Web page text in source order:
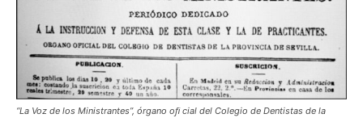
“La Voz de los Ministrantes”, órgano oﬁ cial del Colegio de Dentistas de la